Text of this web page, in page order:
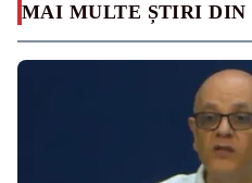
MAI MULTE ȘTIRI DIN